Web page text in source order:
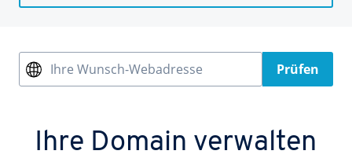
Ihre Wunsch-Webadresse Prüfen
Ihre Domain verwalten